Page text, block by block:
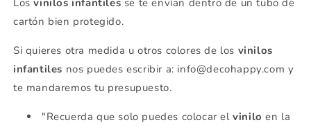
cartón bien protegido.
Si quieres otra medida u otros colores de los vinilos
infantiles nos puedes escribir a: info@decohappy.com y
te mandaremos tu presupuesto.
"Recuerda que solo puedes colocar elvinilo en la